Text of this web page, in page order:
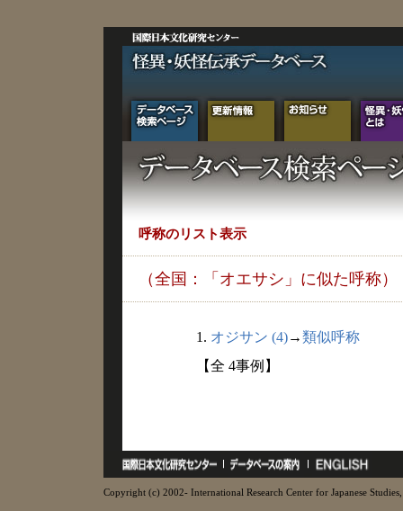
呼称のリスト表示
（全国：「オエサシ」に似た呼称）
1. オジサン (4)→類似呼称
【全 4事例】
Copyright (c) 2002- International Research Center for Japanese